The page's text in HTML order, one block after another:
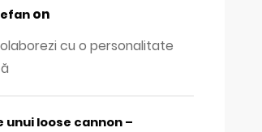
on
cu o personalitate
unui loose cannon –